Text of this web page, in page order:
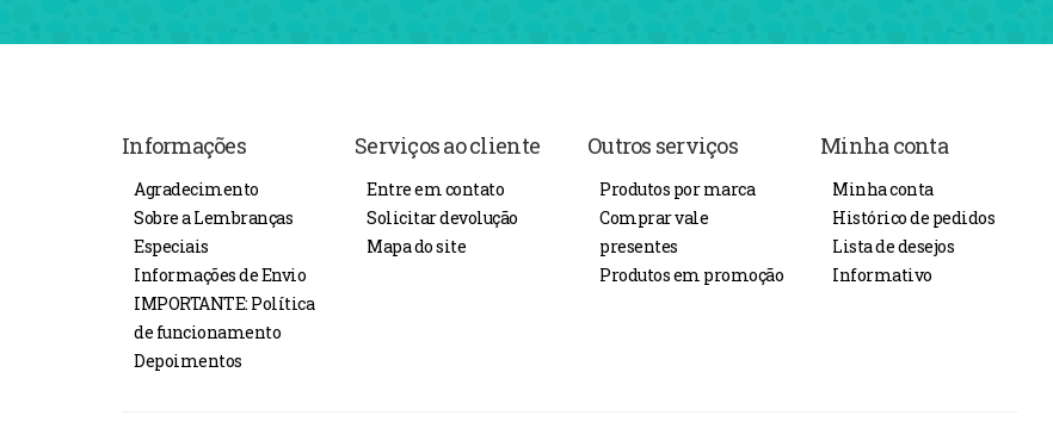
Informações
Agradecimento
Sobre a Lembranças
Especiais
Informações de Envio
IMPORTANTE: Política
de funcionamento
Depoimentos
Serviços ao cliente
Entre em contato
Solicitar devolução
Mapa do site
Outros serviços
Produtos por marca
Comprar vale
presentes
Produtos em promoção
Minha conta
Minha conta
Histórico de pedidos
Lista de desejos
Informativo